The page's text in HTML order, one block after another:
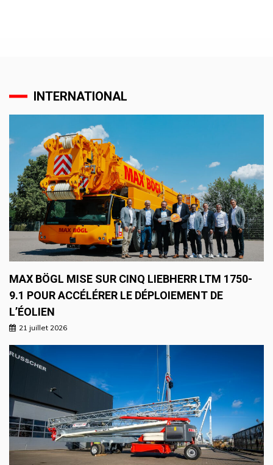
INTERNATIONAL
MAX BÖGL MISE SUR CINQ LIEBHERR LTM 1750-
9.1 POUR ACCÉLÉRER LE DÉPLOIEMENT DE
L’ÉOLIEN
21 juillet 2026